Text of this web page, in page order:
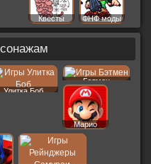
Квесты ФНФ моды
Улитка Боб
Бэтмен
Марио